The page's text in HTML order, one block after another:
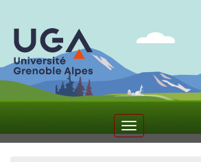
Toggle
navigation